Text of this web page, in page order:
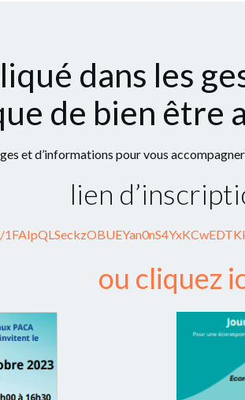
dans les
de bien être
et d’informations pour vous
lien
ou cliquez